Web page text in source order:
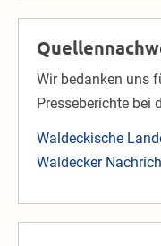
Wir bedanken uns
Presseberichte bei
Waldeckische
Waldecker